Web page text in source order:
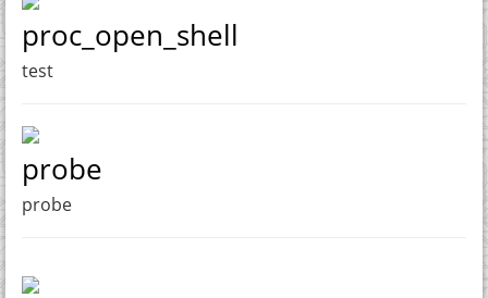
proc_open_shell
test
probe
probe